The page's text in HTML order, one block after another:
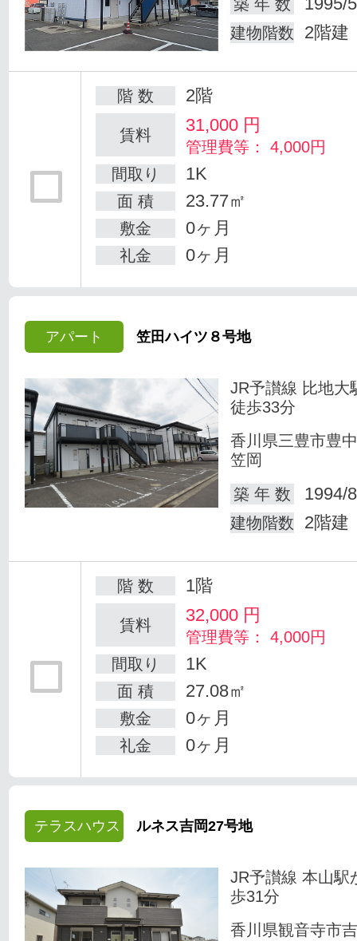
築 年 数
建物階数 2階建
階 数 2階
賃料 31,000 円
管理費等： 4,000円
間取り
1K
面 積 23.77㎡
敷金 0ヶ月
礼金 0ヶ月
アパート 笠田ハイツ８号地
JR予讃線 比地大
徒歩33分
香川県三豊市豊
笠岡
築 年 数
1994/
建物階数 2階建
階 数 1階
賃料 32,000 円
管理費等： 4,000円
間取り
1K
面 積 27.08㎡
敷金 0ヶ月
礼金 0ヶ月
テラスハウス ルネス吉岡27号地
JR予讃線 本山駅
歩31分
香川県観音寺市